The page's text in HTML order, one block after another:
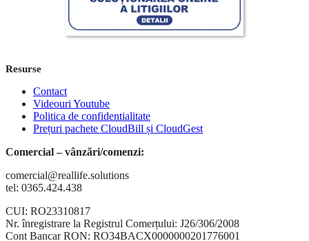
Resurse
Contact
Videouri Youtube
Politica de confidentialitate
Prețuri pachete CloudBill și CloudGest
Comercial – vânzări/comenzi:
comercial@reallife.solutions
tel: 0365.424.438
CUI: RO23310817
Nr. înregistrare la Registrul Comerțului: J26/306/2008
Cont Bancar RON: RO34BACX0000000201776001